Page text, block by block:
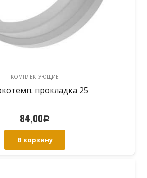
КОМПЛЕКТУЮЩИЕ
прокладка 25
84,00Р
В корзину